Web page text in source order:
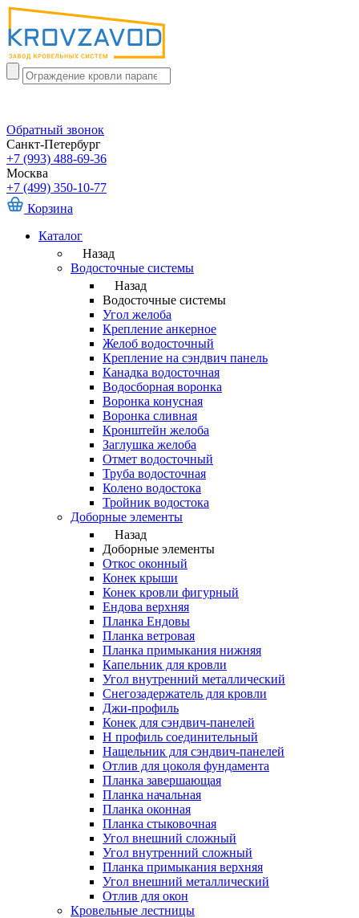
Обратный звонок
Санкт-Петербург
+7 (993) 488-69-36
Москва
+7 (499) 350-10-77
Корзина
Каталог
Назад
Водосточные системы
Назад
Водосточные системы
Угол желоба
Крепление анкерное
Желоб водосточный
Крепление на сэндвич панель
Канадка водосточная
Водосборная воронка
Воронка конусная
Воронка сливная
Кронштейн желоба
Заглушка желоба
Отмет водосточный
Труба водосточная
Колено водостока
Тройник водостока
Доборные элементы
Назад
Доборные элементы
Откос оконный
Конек крыши
Конек кровли фигурный
Ендова верхняя
Планка Ендовы
Планка ветровая
Планка примыкания нижняя
Капельник для кровли
Угол внутренний металлический
Снегозадержатель для кровли
Джи-профиль
Конек для сэндвич-панелей
Н профиль соединительный
Нащельник для сэндвич-панелей
Отлив для цоколя фундамента
Планка завершающая
Планка начальная
Планка оконная
Планка стыковочная
Угол внешний сложный
Угол внутренний сложный
Планка примыкания верхняя
Угол внешний металлический
Отлив для окон
Кровельные лестницы